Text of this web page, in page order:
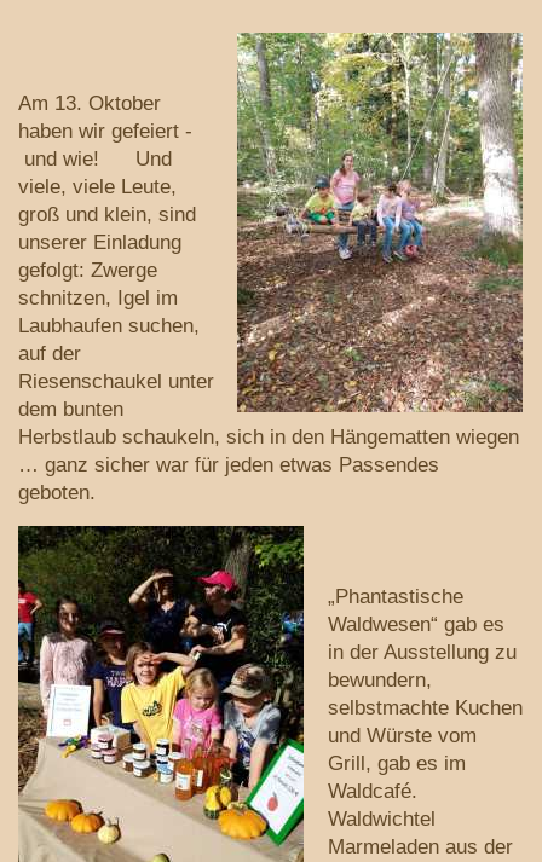
Am 13. Oktober
haben wir gefeiert -
und wie! Und
viele, viele Leute,
groß und klein, sind
unserer Einladung
gefolgt: Zwerge
schnitzen, Igel im
Laubhaufen suchen,
auf der
Riesenschaukel unter
dem bunten
Herbstlaub schaukeln, sich in den Hängematten wiegen
… ganz sicher war für jeden etwas Passendes
geboten.
„Phantastische
Waldwesen“ gab es
in der Ausstellung zu
bewundern,
selbstmachte Kuchen
und Würste vom
Grill, gab es im
Waldcafé.
Waldwichtel
Marmeladen aus der